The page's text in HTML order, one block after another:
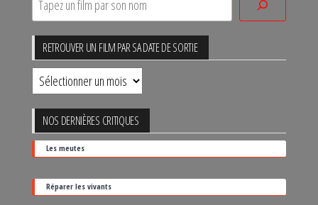
RETROUVER UN FILM PAR SA DATE DE SORTIE
Retrouver
un
film
par
sa
date
de
NOS DERNIÈRES CRITIQUES
Les meutes
Réparer les vivants